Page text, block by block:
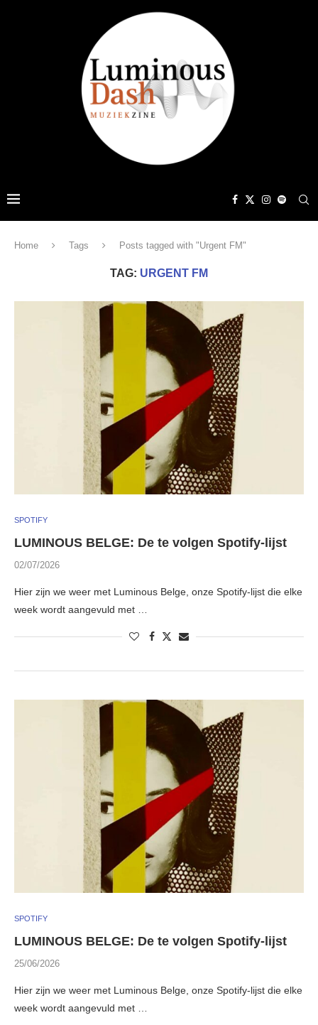
Home Tags Posts tagged with "Urgent FM"
TAG: URGENT FM
SPOTIFY
LUMINOUS BELGE: De te volgen Spotify-lijst
02/07/2026
Hier zijn we weer met Luminous Belge, onze Spotify-lijst die elke
week wordt aangevuld met …
SPOTIFY
LUMINOUS BELGE: De te volgen Spotify-lijst
25/06/2026
Hier zijn we weer met Luminous Belge, onze Spotify-lijst die elke
week wordt aangevuld met …